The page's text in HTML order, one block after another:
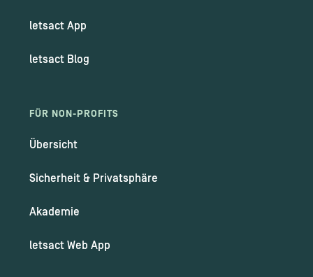
letsact App
letsact Blog
FÜR NON-PROFITS
Übersicht
Sicherheit & Privatsphäre
Akademie
letsact Web App